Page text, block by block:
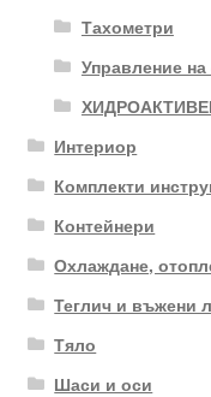
Тахометри
Управление
Интериор
Комплекти
Контейнери
Охлаждане,
Теглич и въжени
Тяло
Шаси и оси